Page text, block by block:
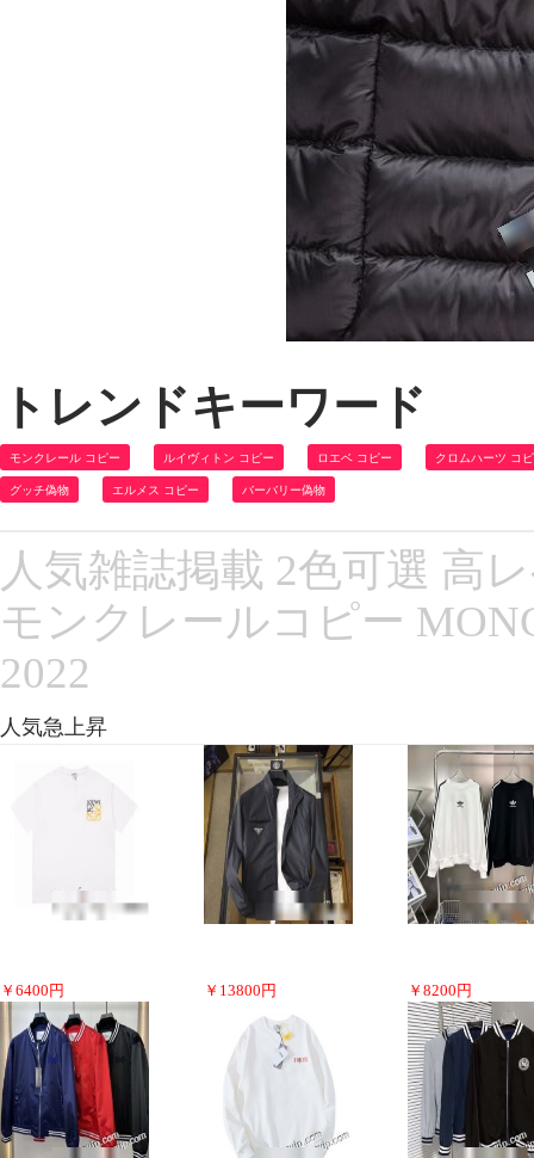
トレンドキーワード
モンクレール コピー ルイヴィトン コピー ロエベ コピー クロムハーツ コ
グッチ偽物 エルメス コピー バーバリー偽物
人気雑誌掲載 2色可選 高
モンクレールコピー
2022
人気急上昇
￥ 6400 円 ￥ 13800 円 ￥ 8200 円